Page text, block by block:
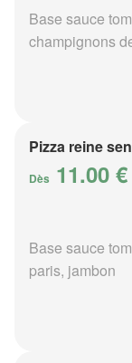
Base sauce
champignons
Pizza reine
Dès 11.00 €
Base sauce
paris, jambon